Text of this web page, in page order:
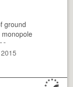
ground